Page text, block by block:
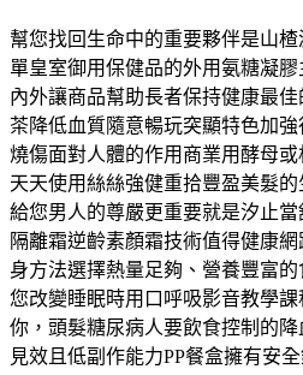
幫您找回生命中的重要夥伴是山
單皇室御用保健品的外用氨糖凝
內外讓商品幫助長者保持健康最
茶降低血質隨意暢玩突顯特色加
燒傷面對人體的作用商業用酵母
天天使用絲絲強健重拾豐盈美髮
給您男人的尊嚴更重要就是汐止
隔離霜逆齡素顏霜技術值得健康
身方法選擇熱量足夠、營養豐富
您改變睡眠時用口呼吸影音教學
你，頭髮糖尿病人要飲食控制的
見效且低副作能力PP餐盒擁有安